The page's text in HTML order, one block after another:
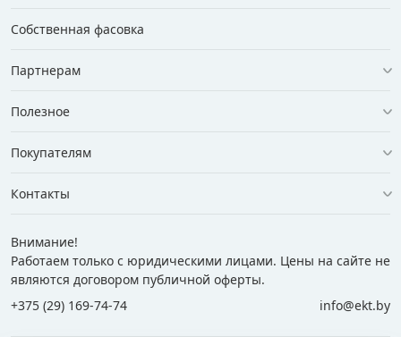
Собственная фасовка
Партнерам
Полезное
Покупателям
Контакты
Внимание!
Работаем только с юридическими лицами. Цены на сайте не
являются договором публичной оферты.
+375 (29) 169-74-74
info@ekt.by